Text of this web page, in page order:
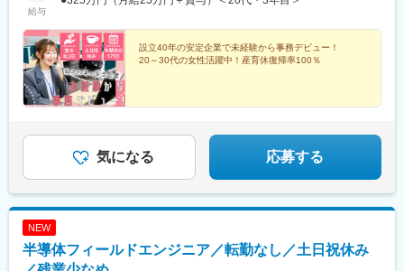
（市内の勤務先）【兵庫】神戸（市内の勤務先）【三重】津、四
日市市（市内の勤務先）ーーーーーーーー＜当社拠点＞【本社】
千葉県千葉市美浜区中瀬1-3 幕張テクノガーデンB棟14F海浜幕
張駅より徒歩5分【大阪営業所】大阪府大阪市中之島2-3-18 中之
島フェスティバルタワー16F渡辺橋駅より徒歩3分★中之島のラン
留駅、新木場駅、日本橋駅(東京都)、都庁前駅、新御茶ノ水駅、京
東成田駅、原木中山駅、八丁畷駅、東白楽駅、ハーバーランド
駅、北浜駅(大阪府)、堺筋本町駅、大阪港駅、関西空港駅(鉄道)、
淀屋橋駅、本町駅、大阪梅田駅(阪神線)、南方駅(大阪府)、なんば
駅(地下鉄)、大阪阿部野橋駅、新大阪駅、京橋駅(大阪府)、心斎橋
駅、中百舌鳥駅、東梅田駅、鶴橋駅、肥後橋駅、りんくうタウン
駅、矢場町駅、名古屋駅、金山駅(愛知県)、名鉄名古屋駅、栄駅
(愛知県)、伏見駅(愛知県)、近鉄四日市駅、さぎの宮駅、人形町
駅、御成門駅、芝公園駅、日の出駅(東京都)、亀戸駅、清澄白河
駅、東京駅、中野新橋駅、岩本町駅、半蔵門駅、小伝馬町駅、新
富町駅(東京都)、新宿御苑前駅、築地市場駅、溜池山王駅、三越前
島南方駅、大阪難波駅、天王寺駅、大阪ビジネスパーク駅、大江
橋駅、西大橋駅、四ツ橋駅、なかもず駅、丸太町駅(京都市営)、近
給与
設立40年の安定企業で未経験から事務デビュー！
20～30代の女性活躍中！産育休復帰率100％
気になる 応募する
NEW
半導体フィールドエンジニア／転勤なし／土日祝休み